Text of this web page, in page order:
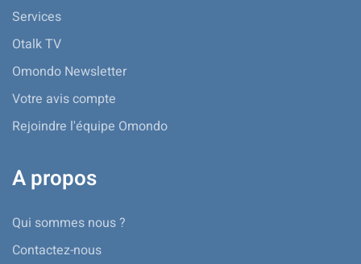
Services
Otalk TV
Omondo Newsletter
Votre avis compte
Rejoindre l'équipe Omondo
A propos
Qui sommes nous ?
Contactez-nous